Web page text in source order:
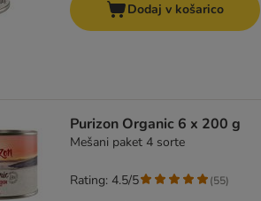
Dodaj v košarico
Purizon Organic 6 x 200 g
Mešani paket 4 sorte
Rating: 4.5/5 (55)